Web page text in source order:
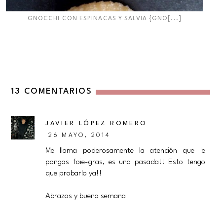
GNOCCHI CON ESPINACAS Y SALVIA {GNO[...]
13 COMENTARIOS
JAVIER LÓPEZ ROMERO
26 MAYO, 2014
Me llama poderosamente la atención que le
pongas foie-gras, es una pasada!! Esto tengo
que probarlo ya!!
Abrazos y buena semana